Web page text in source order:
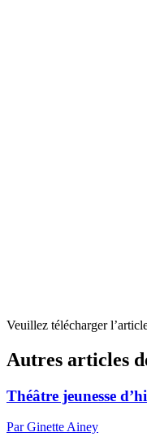
Veuillez télécharger
Autres articles
Théâtre jeunesse
Par Ginette Ainey